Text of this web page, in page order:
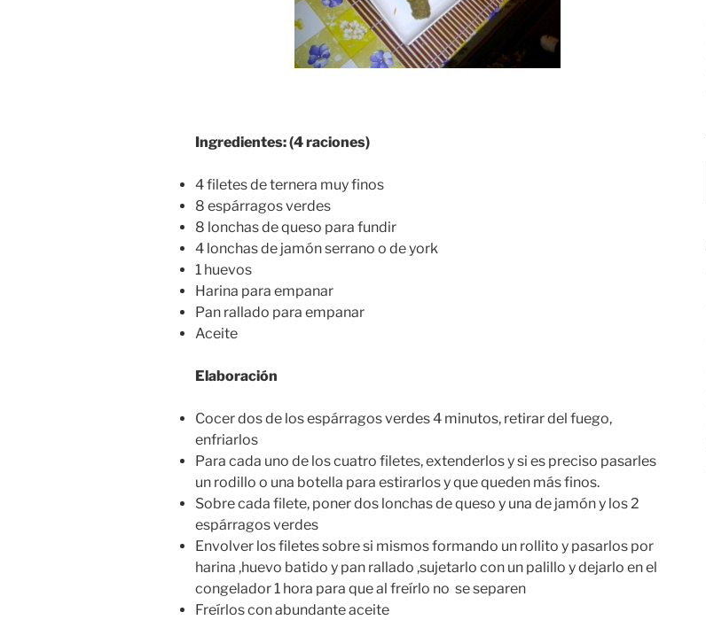
Ingredientes: (4 raciones)
4 filetes de ternera muy finos
8 espárragos verdes
8 lonchas de queso para fundir
4 lonchas de jamón serrano o de york
1 huevos
Harina para empanar
Pan rallado para empanar
Aceite
Elaboración
Cocer dos de los espárragos verdes 4 minutos, retirar del fuego,
enfriarlos
Para cada uno de los cuatro filetes, extenderlos y si es preciso pasarles
un rodillo o una botella para estirarlos y que queden más finos.
Sobre cada filete, poner dos lonchas de queso y una de jamón y los 2
espárragos verdes
Envolver los filetes sobre si mismos formando un rollito y pasarlos por
harina ,huevo batido y pan rallado ,sujetarlo con un palillo y dejarlo en el
congelador 1 hora para que al freírlo no se separen
Freírlos con abundante aceite